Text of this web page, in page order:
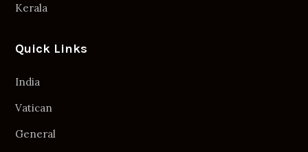
Kerala
Quick Links
India
Vatican
General